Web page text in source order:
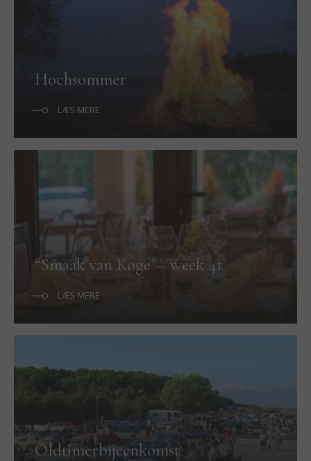
Hochsommer
LÆS MERE
“Smaak van Køge”– week 41
LÆS MERE
Oldtimerbijeenkomst